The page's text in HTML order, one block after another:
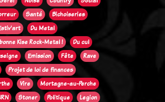
Santé
Bichoiseries
Du Metal
Kise Rock-Metal !
Du cul
Emission Fête
Rave
Projet de loi de finances
Vire
Mortagne-au-Perche
Stoner Politique
Legion